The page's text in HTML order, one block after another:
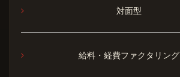
対面型
給料・経費ファクタリング